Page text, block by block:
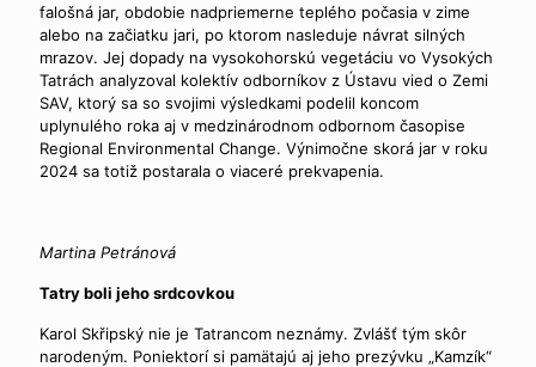
falošná jar, obdobie nadpriemerne teplého počasia v zime
alebo na začiatku jari, po ktorom nasleduje návrat silných
mrazov. Jej dopady na vysokohorskú vegetáciu vo Vysokých
Tatrách analyzoval kolektív odborníkov z Ústavu vied o Zemi
SAV, ktorý sa so svojimi výsledkami podelil koncom
uplynulého roka aj v medzinárodnom odbornom časopise
Regional Environmental Change. Výnimočne skorá jar v roku
2024 sa totiž postarala o viaceré prekvapenia.
Martina Petránová
Tatry boli jeho srdcovkou
Karol Skřipský nie je Tatrancom neznámy. Zvlášť tým skôr
narodeným. Poniektorí si pamätajú aj jeho prezývku „Kamzík“